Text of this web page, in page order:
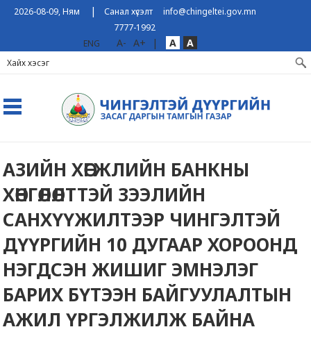
2026-08-09, Ням | Санал хүсэлт
info@chingeltei.gov.mn
7777-1992
ENG
A- A+ | A A
АЗИЙН ХӨГЖЛИЙН БАНКНЫ
ХӨНГӨЛӨЛТТЭЙ ЗЭЭЛИЙН
САНХҮҮЖИЛТЭЭР ЧИНГЭЛТЭЙ
ДҮҮРГИЙН 10 ДУГААР ХОРООНД
НЭГДСЭН ЖИШИГ ЭМНЭЛЭГ
БАРИХ БҮТЭЭН БАЙГУУЛАЛТЫН
АЖИЛ ҮРГЭЛЖИЛЖ БАЙНА